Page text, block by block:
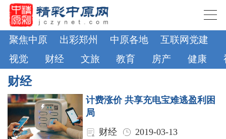
聚焦中原 出彩郑州 中原各地 互联网党建
视觉
财经 文旅 教育 房产 健康
财经
计费涨价 共享充电宝难逃盈利困
局
财经
2019-03-13